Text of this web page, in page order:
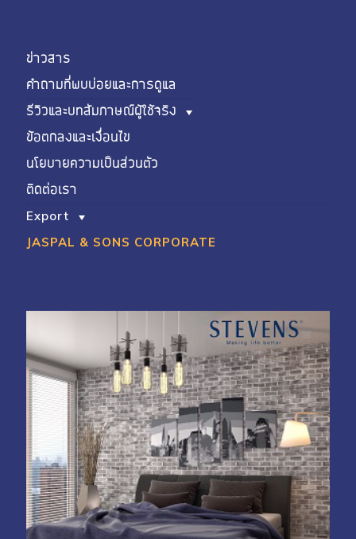
ข่าวสาร
คำถามที่พบบ่อยและการดูแล
รีวิวและบทสัมภาษณ์ผู้ใช้จริง
ข้อตกลงและเงื่อนไข
นโยบายความเป็นส่วนตัว
ติดต่อเรา
Export
JASPAL & SONS CORPORATE
My Account Shop With Stevens Payment